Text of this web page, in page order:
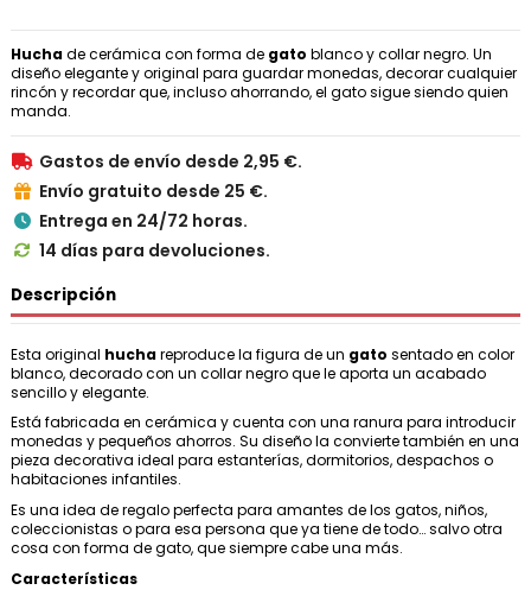
Huchade cerámica con forma de gato blanco y collar negro. Un
diseño elegante y original para guardar monedas, decorar cualquier
rincón y recordar que, incluso ahorrando, el gato sigue siendo quien
manda.
 Gastos de envío desde 2,95 €.
 Envío gratuito desde 25 €.
 Entrega en 24/72 horas.
 14 días para devoluciones.
Descripción
Esta original huchareproduce la figura de un gato sentado en color
blanco, decorado con un collar negro que le aporta un acabado
sencillo y elegante.
Está fabricada en cerámica y cuenta con una ranura para introducir
monedas y pequeños ahorros. Su diseño la convierte también en una
pieza decorativa ideal para estanterías, dormitorios, despachos o
habitaciones infantiles.
Es una idea de regalo perfecta para amantes de los gatos, niños,
coleccionistas o para esa persona que ya tiene de todo… salvo otra
cosa con forma de gato, que siempre cabe una más.
Características